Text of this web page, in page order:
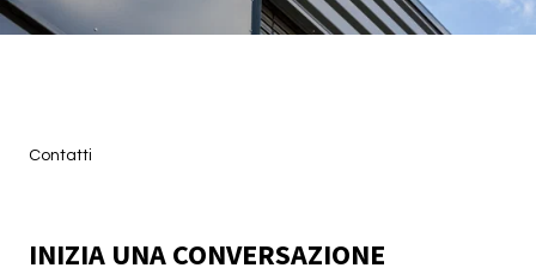
Contatti
INIZIA UNA CONVERSAZIONE